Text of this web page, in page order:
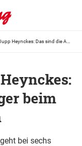
beim
bei sechs